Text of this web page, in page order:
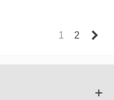
1 2